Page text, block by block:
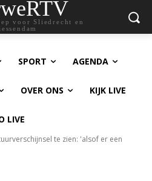
voor Sliedrecht en
SPORT AGENDA
OVER ONS KIJK LIVE
LIVE
te zien: 'alsof er een